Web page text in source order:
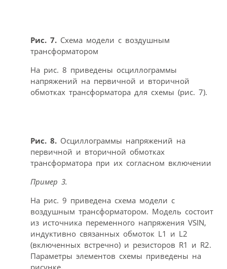
Рис. 7. Схема модели с воздушным
трансформатором
На рис. 8 приведены осциллограммы
напряжений на первичной и вторичной
обмотках трансформатора для схемы (рис. 7).
Рис. 8. Осциллограммы напряжений на
первичной и вторичной обмотках
трансформатора при их согласном включении
Пример 3.
На рис. 9 приведена схема модели с
воздушным трансформатором. Модель состоит
из источника переменного напряжения VSIN,
индуктивно связанных обмоток L1 и L2
(включенных встречно) и резисторов R1 и R2.
Параметры элементов схемы приведены на